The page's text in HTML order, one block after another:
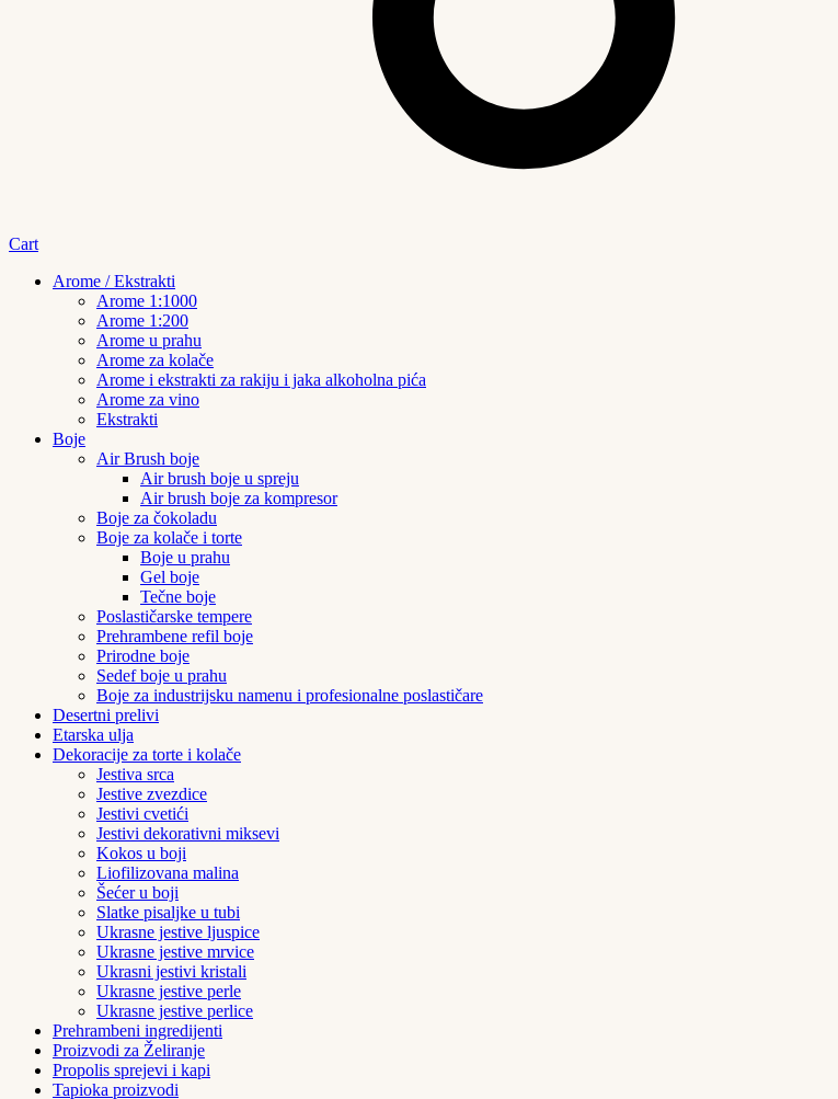
Cart
Arome / Ekstrakti
Arome 1:1000
Arome 1:200
Arome u prahu
Arome za kolače
Arome i ekstrakti za rakiju i jaka alkoholna pića
Arome za vino
Ekstrakti
Boje
Air Brush boje
Air brush boje u spreju
Air brush boje za kompresor
Boje za čokoladu
Boje za kolače i torte
Boje u prahu
Gel boje
Tečne boje
Poslastičarske tempere
Prehrambene refil boje
Prirodne boje
Sedef boje u prahu
Boje za industrijsku namenu i profesionalne poslastičare
Desertni prelivi
Etarska ulja
Dekoracije za torte i kolače
Jestiva srca
Jestive zvezdice
Jestivi cvetići
Jestivi dekorativni miksevi
Kokos u boji
Liofilizovana malina
Šećer u boji
Slatke pisaljke u tubi
Ukrasne jestive ljuspice
Ukrasne jestive mrvice
Ukrasni jestivi kristali
Ukrasne jestive perle
Ukrasne jestive perlice
Prehrambeni ingredijenti
Proizvodi za Želiranje
Propolis sprejevi i kapi
Tapioka proizvodi